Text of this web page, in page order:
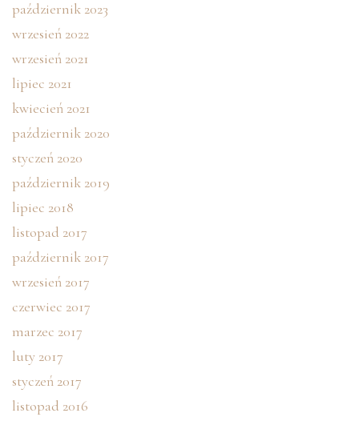
październik 2023
wrzesień 2022
wrzesień 2021
lipiec 2021
kwiecień 2021
październik 2020
styczeń 2020
październik 2019
lipiec 2018
listopad 2017
październik 2017
wrzesień 2017
czerwiec 2017
marzec 2017
luty 2017
styczeń 2017
listopad 2016